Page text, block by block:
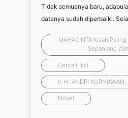
Tidak semuanya baru,
datanya sudah diperbaiki.
MAHACINTA:Kisah
Sepanjang
Cerita Fiksi
Ir. H. ANDRI KURNIAWAN,
Novel